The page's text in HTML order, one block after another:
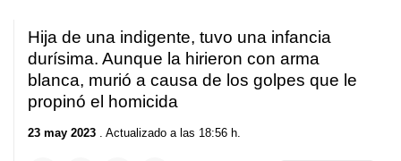
Hija de una indigente, tuvo una infancia
durísima. Aunque la hirieron con arma
blanca, murió a causa de los golpes que le
propinó el homicida
23 may 2023 . Actualizado a las 18:56 h.